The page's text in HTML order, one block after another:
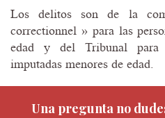
Los delitos son de la
correctionnel » para las
edad y del Tribunal para
imputadas menores de edad.
Una pregunta no